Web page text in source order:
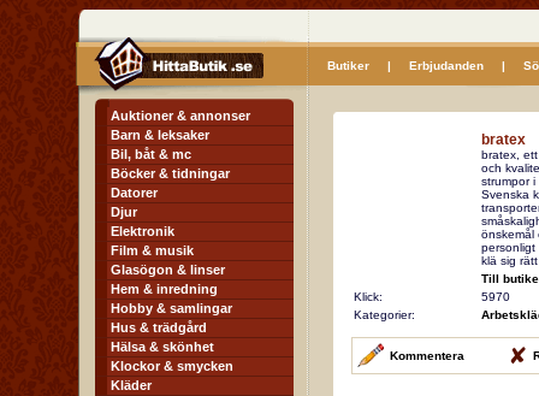
Butiker| Erbjudanden|
Auktioner & annonser
Barn & leksaker
Bil, båt & mc
Böcker & tidningar
Datorer
Djur
Elektronik
Film & musik
Glasögon & linser
Hem & inredning
Hobby & samlingar
Hus & trädgård
Hälsa & skönhet
Klockor & smycken
Kläder
bratex
bratex,
och
strumpor
Svenska
önskemål
personligt
klä sig
Till
Klick:
5970
Kategorier:
Kommentera